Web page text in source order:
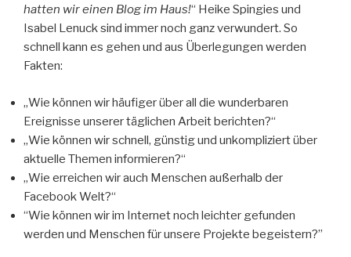
hatten wir einen Blog im Haus!“ Heike Spingies und
Isabel Lenuck sind immer noch ganz verwundert. So
schnell kann es gehen und aus Überlegungen werden
Fakten:
„Wie können wir häufiger über all die wunderbaren
Ereignisse unserer täglichen Arbeit berichten?“
„Wie können wir schnell, günstig und unkompliziert über
aktuelle Themen informieren?“
„Wie erreichen wir auch Menschen außerhalb der
Facebook Welt?“
“Wie können wir im Internet noch leichter gefunden
werden und Menschen für unsere Projekte begeistern?”